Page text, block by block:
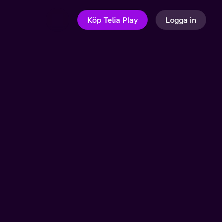
Köp Telia Play Logga in